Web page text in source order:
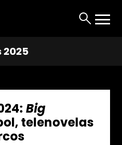
Big
telenovelas